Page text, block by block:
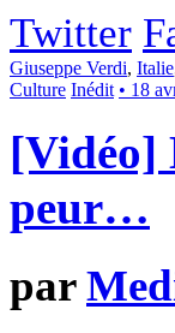
Twitter
Giuseppe Verdi, Italie
Culture Inédit • 18
[Vidéo]
peur…
par